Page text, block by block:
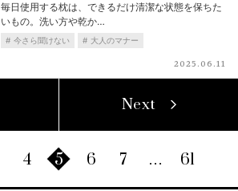
毎日使用する枕は、できるだけ清潔な状態を保ちた
いもの。洗い方や乾か…
今さら聞けない 大人のマナー
2025.06.11
4 5 6 7 … 61
Next